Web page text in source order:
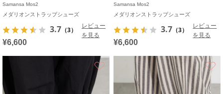
Samansa Mos2
メダリオンストラップシューズ
3.7 （3）
レビュー
を見る
¥6,600
Samansa Mos2
メダリオンストラップシューズ
3.7 （3）
レビュー
を見る
¥6,600
お気に入り